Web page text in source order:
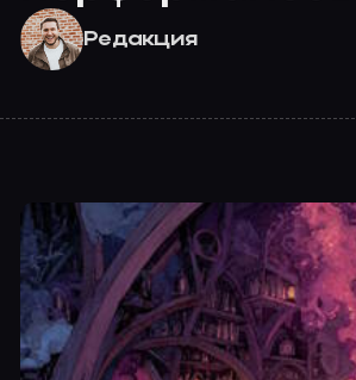
Редакция